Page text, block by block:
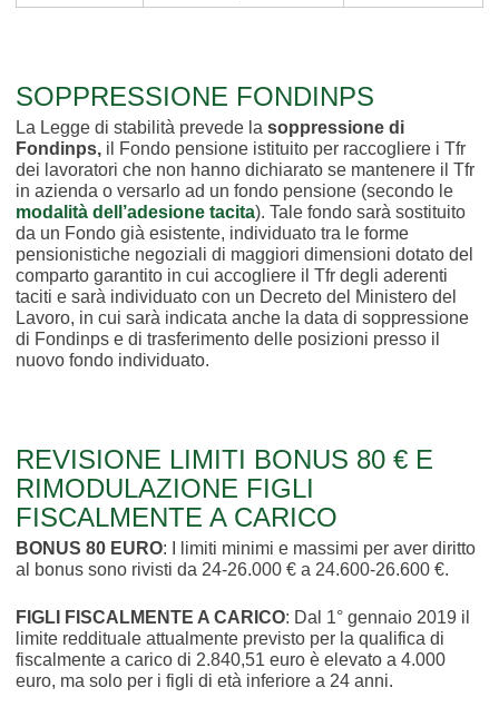
SOPPRESSIONE FONDINPS
La Legge di stabilità prevede la soppressione di
Fondinps,il Fondo pensione istituito per raccogliere i Tfr
dei lavoratori che non hanno dichiarato se mantenere il Tfr
in azienda o versarlo ad un fondo pensione (secondo le
modalità dell’adesione tacita). Tale fondo sarà sostituito
da un Fondo già esistente, individuato tra le forme
pensionistiche negoziali di maggiori dimensioni dotato del
comparto garantito in cui accogliere il Tfr degli aderenti
taciti e sarà individuato con un Decreto del Ministero del
Lavoro, in cui sarà indicata anche la data di soppressione
di Fondinps e di trasferimento delle posizioni presso il
nuovo fondo individuato.
REVISIONE LIMITI BONUS 80 € E
RIMODULAZIONE FIGLI
FISCALMENTE A CARICO
BONUS 80 EURO: I limiti minimi e massimi per aver diritto
al bonus sono rivisti da 24-26.000 € a 24.600-26.600 €.
FIGLI FISCALMENTE A CARICO: Dal 1° gennaio 2019 il
limite reddituale attualmente previsto per la qualifica di
fiscalmente a carico di 2.840,51 euro è elevato a 4.000
euro, ma solo per i figli di età inferiore a 24 anni.